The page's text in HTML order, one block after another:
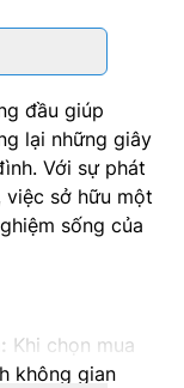
đầu giúp
lại những giây
Với sự phát
việc sở hữu một
sống của
Khi chọn mua
không gian